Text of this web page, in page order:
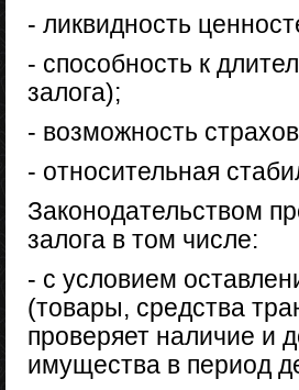
- ликвидность
- способность к
залога);
- возможность
- относительная
Законодательством
залога в том числе:
- с условием
(товары, средства
проверяет наличие и
имущества в период